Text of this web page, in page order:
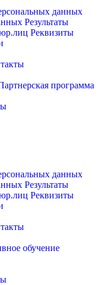
данных
Результаты
Реквизиты
программа
данных
Результаты
Реквизиты
обучение